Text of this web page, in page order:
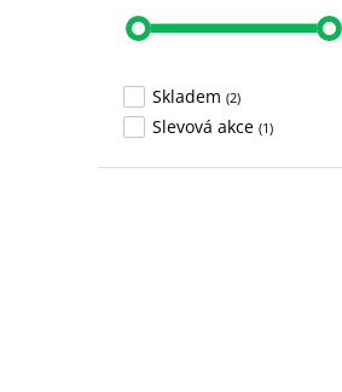
Skladem (2)
Slevová akce (1)